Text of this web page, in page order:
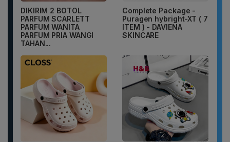
DIKIRIM 2 BOTOL
PARFUM SCARLETT
PARFUM WANITA
PARFUM PRIA WANGI
TAHAN...
Complete Package -
Puragen hybright-XT ( 7
ITEM ) - DAVIENA
SKINCARE